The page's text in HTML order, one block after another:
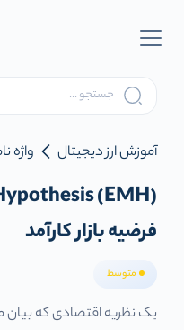
آموزش ارز دیجیتال واژه
(EMH)
فرضیه بازار کارآمد
متوسط
یک نظریه اقتصادی که بیان